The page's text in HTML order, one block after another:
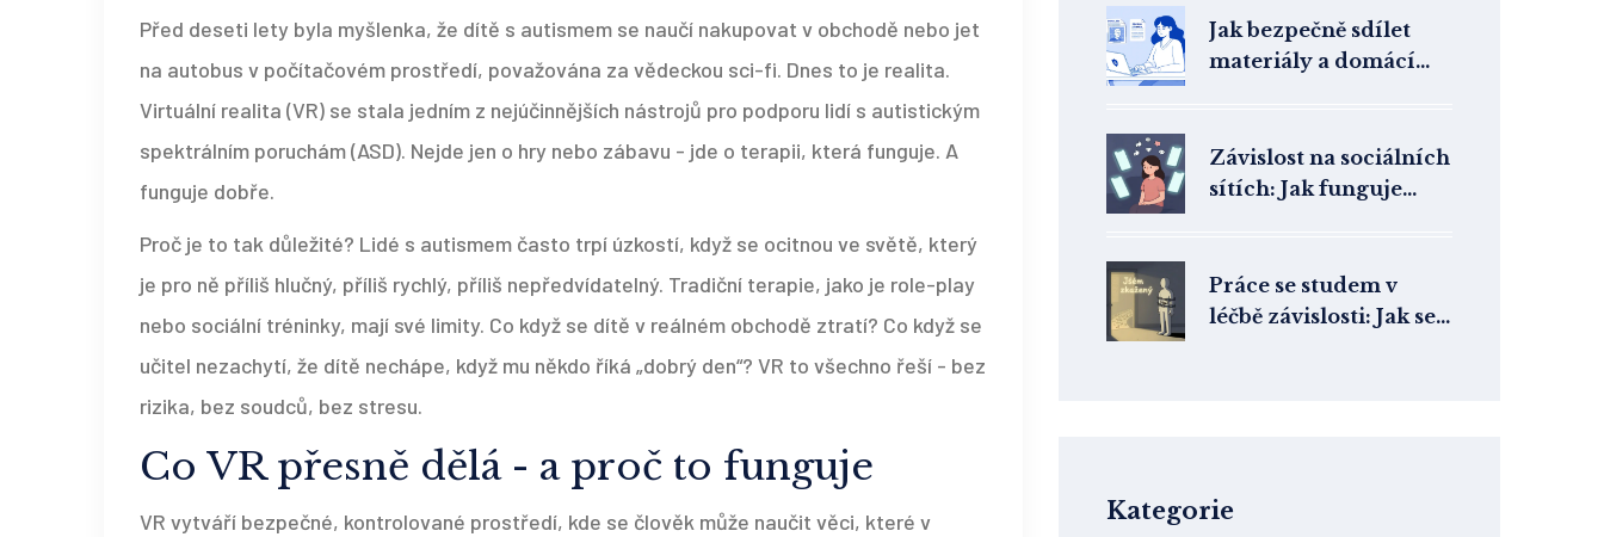
Před deseti lety byla myšlenka, že dítě s autismem se naučí nakupovat v obchodě nebo jet
na autobus v počítačovém prostředí, považována za vědeckou sci-fi. Dnes to je realita.
Virtuální realita (VR) se stala jedním z nejúčinnějších nástrojů pro podporu lidí s autistickým
spektrálním poruchám (ASD). Nejde jen o hry nebo zábavu - jde o terapii, která funguje. A
funguje dobře.
Proč je to tak důležité? Lidé s autismem často trpí úzkostí, když se ocitnou ve světě, který
je pro ně příliš hlučný, příliš rychlý, příliš nepředvídatelný. Tradiční terapie, jako je role-play
nebo sociální tréninky, mají své limity. Co když se dítě v reálném obchodě ztratí? Co když se
učitel nezachytí, že dítě nechápe, když mu někdo říká „dobrý den“? VR to všechno řeší - bez
rizika, bez soudců, bez stresu.
Co VR přesně dělá - a proč to funguje
VR vytváří bezpečné, kontrolované prostředí, kde se člověk může naučit věci, které v
soukromí
Jak bezpečně sdílet
materiály a domácí
pro terapeuty
Závislost na sociálních
sítích: Jak funguje
Práce se studem v
léčbě závislosti: Jak se
Kategorie